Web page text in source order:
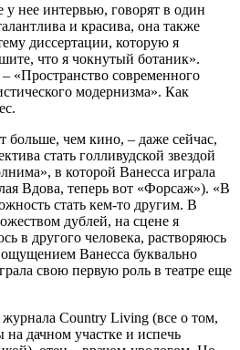
нее интервью, говорят в один
и красива, она также
диссертации, которую я
что я чокнутый ботаник».
«Пространство современного
модернизма». Как
больше, чем кино, – даже сейчас,
стать голливудской звездой
в которой Ванесса играла
Вдова, теперь вот «Форсаж»). «В
стать кем-то другим. В
дублей, на сцене я
в другого человека, растворяюсь
Ванесса буквально
свою первую роль в театре еще
Country Living (все о том,
на дачном участке и испечь